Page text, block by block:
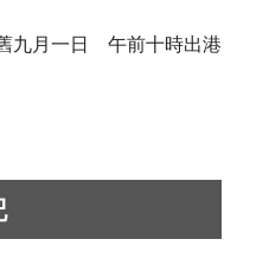
月一日 午前十時出港